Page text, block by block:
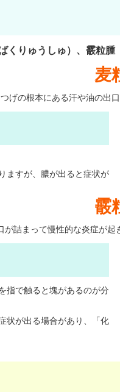
くりゅうしゅ）、霰粒
麦
つげの根本にある汗や油の出
ますが、膿が出ると症状が
霰
が詰まって慢性的な炎症が
指で触ると塊があるのが分
状が出る場合があり、「化